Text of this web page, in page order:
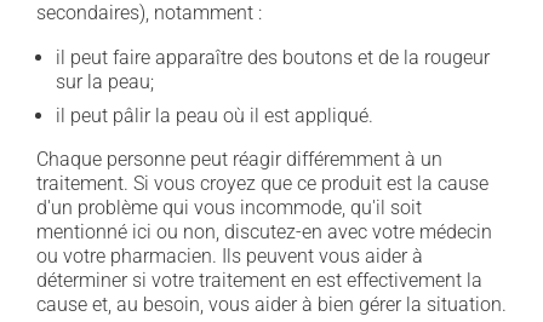
secondaires), notamment :
il peut faire apparaître des boutons et de la rougeur
sur la peau;
il peut pâlir la peau où il est appliqué.
Chaque personne peut réagir différemment à un
traitement. Si vous croyez que ce produit est la cause
d'un problème qui vous incommode, qu'il soit
mentionné ici ou non, discutez-en avec votre médecin
ou votre pharmacien. Ils peuvent vous aider à
déterminer si votre traitement en est effectivement la
cause et, au besoin, vous aider à bien gérer la situation.